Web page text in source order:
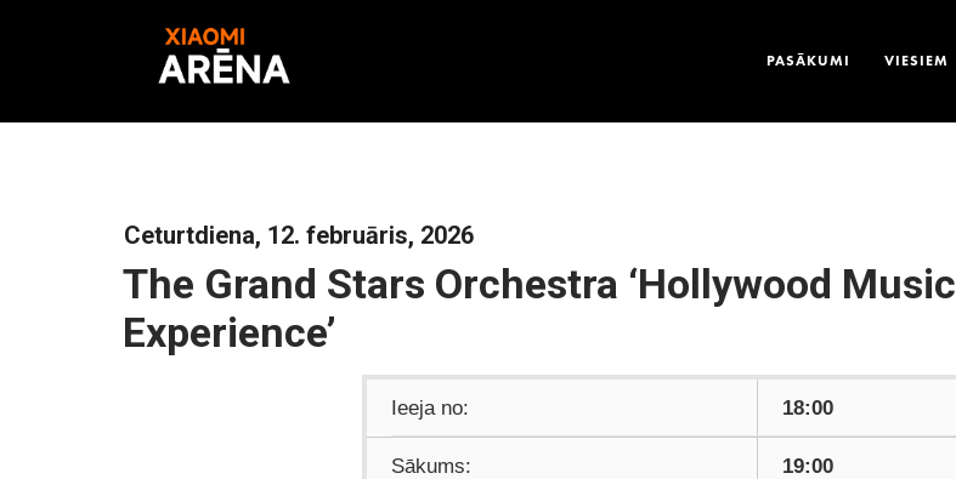
PASĀKUMI VIESIEM
Ceturtdiena, 12. februāris, 2026
The Grand Stars Orchestra ‘Hollywood Music
Experience’
Ieeja no: 18:00
Sākums: 19:00